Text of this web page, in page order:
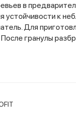
в
к
Для
гранулы